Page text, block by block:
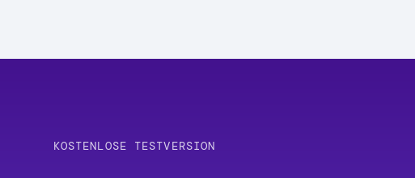
KOSTENLOSE TESTVERSION